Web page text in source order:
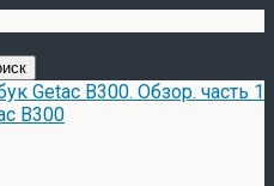
Getac B300. Обзор. часть 1